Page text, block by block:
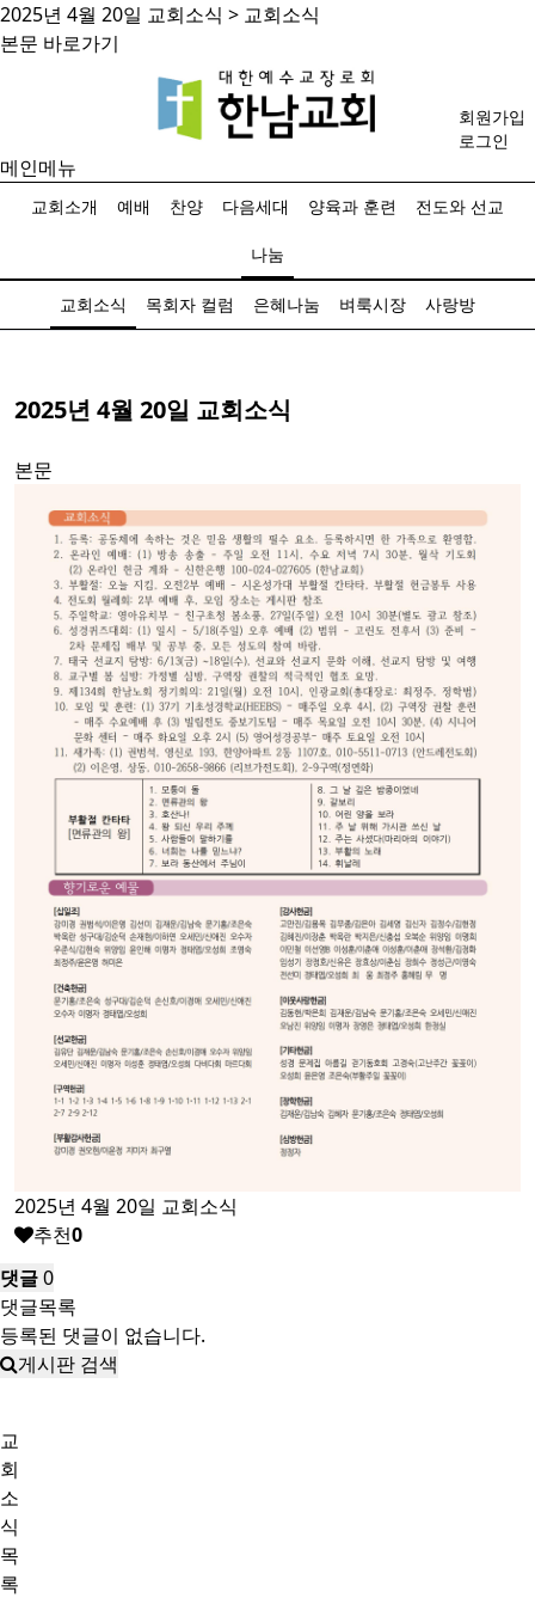
2025년 4월 20일 교회소식 > 교회소식
본문 바로가기
회원가입
로그인
메인메뉴
교회소개 예배 찬양 다음세대 양육과 훈련 전도와 선교
나눔
교회소식 목회자 컬럼 은혜나눔 벼룩시장 사랑방
2025년 4월 20일 교회소식
본문
2025년 4월 20일 교회소식
추천0
댓글0
댓글목록
등록된 댓글이 없습니다.
게시판 검색
교
회
소
식
목
록